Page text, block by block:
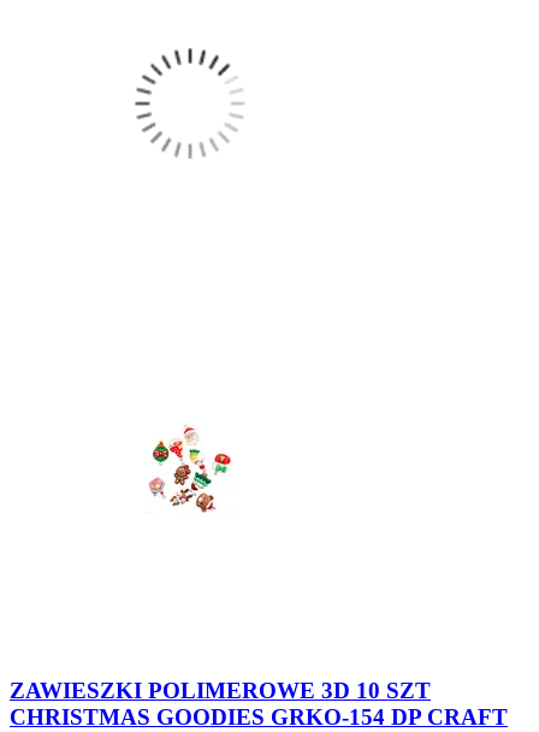
ZAWIESZKI POLIMEROWE 3D 10 SZT
CHRISTMAS GOODIES GRKO-154 DP CRAFT